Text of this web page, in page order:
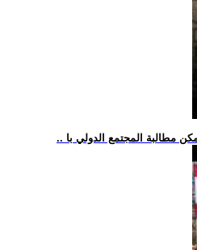
مطالبة المجتمع الدولي با